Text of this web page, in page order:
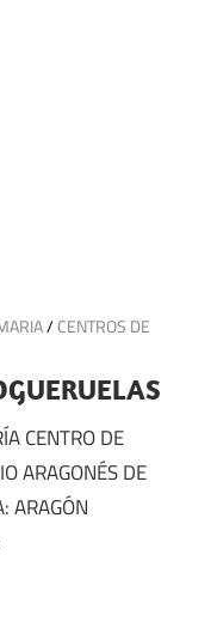
/CENTROS DE
CENTRO DE
ARAGONÉS DE
ARAGÓN